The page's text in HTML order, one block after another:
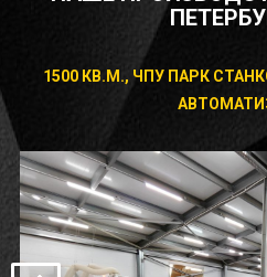
1500 КВ.М., ЧПУ ПАРК